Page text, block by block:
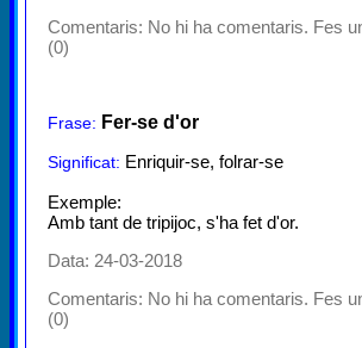
Comentaris: No hi ha comentaris. Fes
(0)
Frase: Fer-se d'or
Significat: Enriquir-se, folrar-se
Exemple:
Amb tant de tripijoc, s'ha fet d'or.
Data: 24-03-2018
Comentaris: No hi ha comentaris. Fes
(0)